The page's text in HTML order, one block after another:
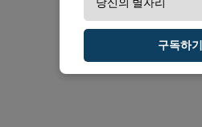
구독하기